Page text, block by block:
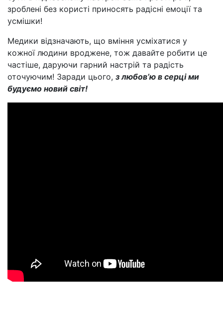
зроблені без користі приносять радісні емоції та
усмішки!
Медики відзначають, що вміння усміхатися у
кожної людини вроджене, тож давайте робити це
частіше, даруючи гарний настрій та радість
оточуючим! Заради цього, з любов’ю в серці ми
будуємо новий світ!